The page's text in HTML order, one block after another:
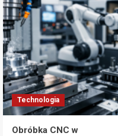
Technologia
Obróbka CNC w